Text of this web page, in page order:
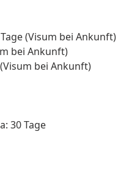
(Visum bei Ankunft)
bei Ankunft)
bei Ankunft)
30 Tage